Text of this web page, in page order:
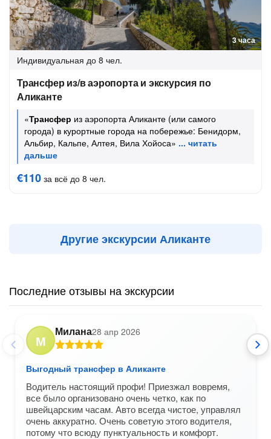
3 часа
Индивидуальная до 8 чел.
Трансфер из/в аэропорта и экскурсия по
Аликанте
«Трансфер из аэропорта Аликанте (или самого
города) в курортные города на побережье: Бенидорм,
Альбир, Кальпе, Алтея, Вила Хойоса»
€110 за всё до 8 чел.
Другие экскурсии Аликанте
Последние отзывы на экскурсии
М
Милана28 апр 2026
Выгодный трансфер в Аликанте
Водитель настоящий профи! Приезжал вовремя,
все было организовано очень четко, как по
швейцарским часам. Авто всегда чистое, управлял
очень аккуратно. Очень советую этого водителя,
потому что всюду пунктуальность и комфорт.